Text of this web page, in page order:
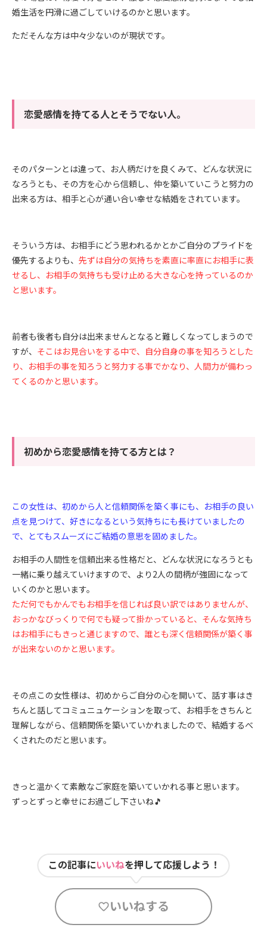
婚生活を円滑に過ごしていけるのかと思います。
ただそんな方は中々少ないのが現状です。
恋愛感情を持てる人とそうでない人。
そのパターンとは違って、お人柄だけを良くみて、どんな状況に
なろうとも、その方を心から信頼し、仲を築いていこうと努力の
出来る方は、相手と心が通い合い幸せな結婚をされています。
そういう方は、お相手にどう思われるかとかご自分のプライドを
優先するよりも、 先ずは自分の気持ちを素直に率直にお相手に表
せるし、お相手の気持ちも受け止める大きな心を持っているのか
と思います。
前者も後者も自分は出来ませんとなると難しくなってしまうので
すが、 そこはお見合いをする中で、自分自身の事を知ろうとした
り、お相手の事を知ろうと努力する事でかなり、人間力が備わっ
てくるのかと思います。
初めから恋愛感情を持てる方とは？
この女性は、初めから人と信頼関係を築く事にも、お相手の良い
点を見つけて、好きになるという気持ちにも長けていましたの
で、とてもスムーズにご結婚の意思を固めました。
お相手の人間性を信頼出来る性格だと、どんな状況になろうとも
一緒に乗り越えていけますので、より 2人の間柄が強固になって
いくのかと思います。
ただ何でもかんでもお相手を信じれば良い訳ではありませんが、
おっかなびっくりで何でも疑って掛かっていると、そんな気持ち
はお相手にもきっと通じますので、誰とも深く信頼関係が築く事
が出来ないのかと思います。
その点この女性様は、初めからご自分の心を開いて、話す事はき
ちんと話してコミュニュケーションを取って、お相手をきちんと
理解しながら、信頼関係を築いていかれましたので、結婚するべ
くされたのだと思います。
きっと温かくて素敵なご家庭を築いていかれる事と思います。
ずっとずっと幸せにお過ごし下さいね🎵
この記事にいいねを押して応援しよう！
いいねする